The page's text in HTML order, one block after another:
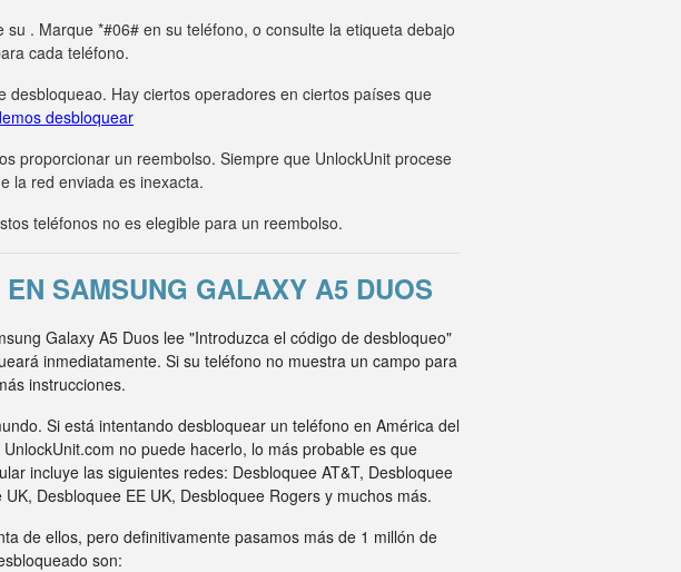
. Marque *#06# en su teléfono, o consulte la etiqueta debajo
cada teléfono.
Hay ciertos operadores en ciertos países que
desbloquear
proporcionar un reembolso. Siempre que UnlockUnit procese
la red enviada es inexacta.
teléfonos no es elegible para un reembolso.
SAMSUNG GALAXY A5 DUOS
Galaxy A5 Duos lee "Introduzca el código de desbloqueo"
inmediatamente. Si su teléfono no muestra un campo para
instrucciones.
Si está intentando desbloquear un teléfono en América del
no puede hacerlo, lo más probable es que
incluye las siguientes redes: Desbloquee AT&T, Desbloquee
Desbloquee EE UK, Desbloquee Rogers y muchos más.
de ellos, pero definitivamente pasamos más de 1 millón de
son: